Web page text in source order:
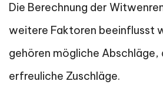
Die Berechnung der
weitere Faktoren beeinflusst
gehören mögliche Abschläge,
erfreuliche Zuschläge.